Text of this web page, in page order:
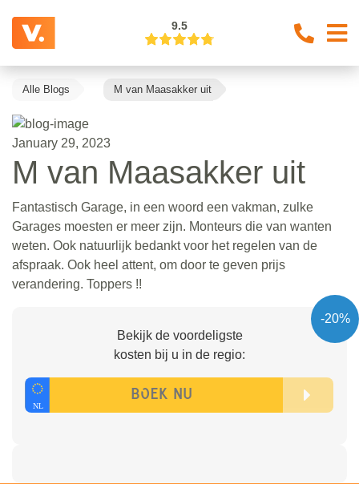
9.5
Alle Blogs M van Maasakker uit
January 29, 2023
M van Maasakker uit
Fantastisch Garage, in een woord een vakman, zulke
Garages moesten er meer zijn. Monteurs die van wanten
weten. Ook natuurlijk bedankt voor het regelen van de
afspraak. Ook heel attent, om door te geven prijs
verandering. Toppers !!
-20%
Bekijk de voordeligste
kosten bij u in de regio: